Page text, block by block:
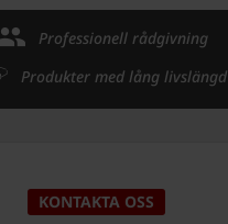
Professionell rådgivning
Produkter med lång livslängd
KONTAKTA OSS